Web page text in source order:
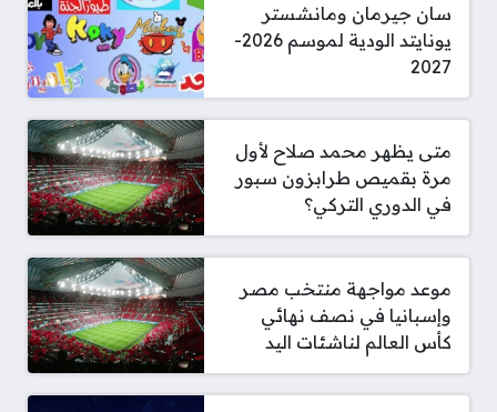
سان جيرمان ومانشستر
يونايتد الودية لموسم 2026-
2027
متى يظهر محمد صلاح لأول
مرة بقميص طرابزون سبور
في الدوري التركي؟
موعد مواجهة منتخب مصر
وإسبانيا في نصف نهائي
كأس العالم لناشئات اليد